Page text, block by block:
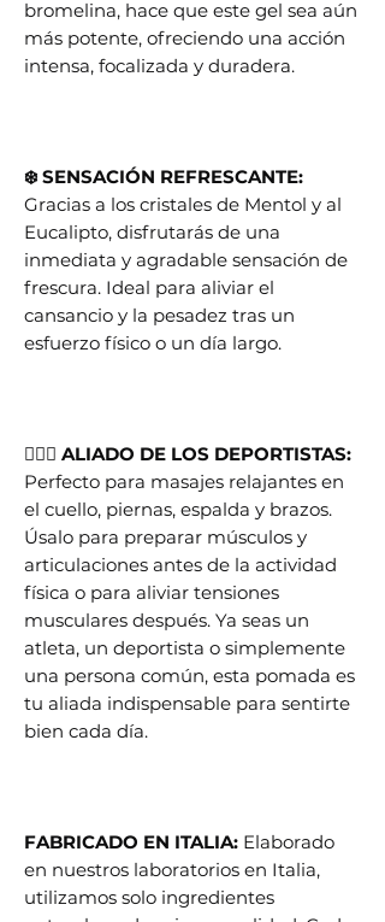
bromelina, hace que este gel sea aún
más potente, ofreciendo una acción
intensa, focalizada y duradera.
❄️ SENSACIÓN REFRESCANTE:
Gracias a los cristales de Mentol y al
Eucalipto, disfrutarás de una
inmediata y agradable sensación de
frescura. Ideal para aliviar el
cansancio y la pesadez tras un
esfuerzo físico o un día largo.
🤸🏼‍♀️ ALIADO DE LOS DEPORTISTAS:
Perfecto para masajes relajantes en
el cuello, piernas, espalda y brazos.
Úsalo para preparar músculos y
articulaciones antes de la actividad
física o para aliviar tensiones
musculares después. Ya seas un
atleta, un deportista o simplemente
una persona común, esta pomada es
tu aliada indispensable para sentirte
bien cada día.
FABRICADO EN ITALIA: Elaborado
en nuestros laboratorios en Italia,
utilizamos solo ingredientes